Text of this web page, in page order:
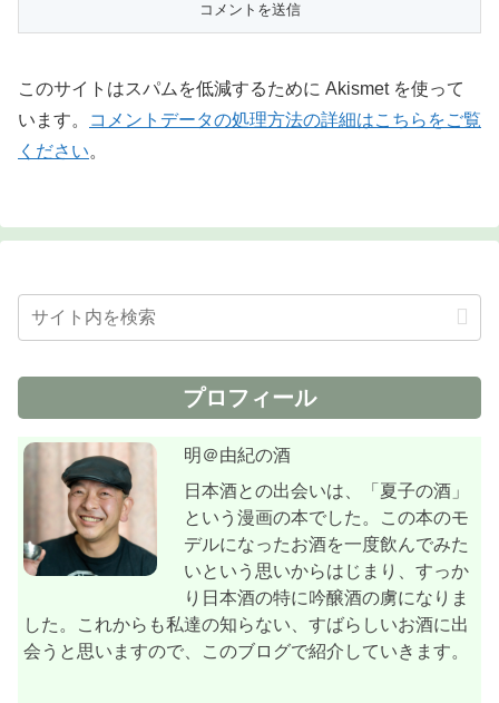
このサイトはスパムを低減するために Akismet を使って
います。
コメントデータの処理方法の詳細はこちらをご覧
ください。
プロフィール
明＠由紀の酒
日本酒との出会いは、「夏子の酒」
という漫画の本でした。この本のモ
デルになったお酒を一度飲んでみた
いという思いからはじまり、すっか
り日本酒の特に吟醸酒の虜になりま
した。これからも私達の知らない、すばらしいお酒に出
会うと思いますので、このブログで紹介していきます。